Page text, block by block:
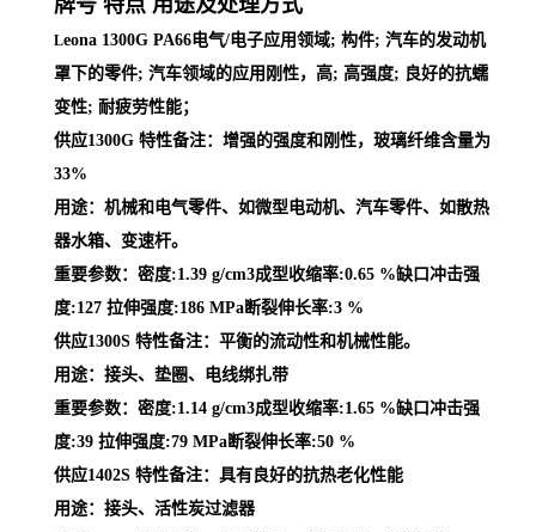
牌号 特点 用途及处理方式
Leona 1300G PA66电气/电子应用领域; 构件; 汽车的发动机
罩下的零件; 汽车领域的应用刚性，高; 高强度; 良好的抗蠕
变性; 耐疲劳性能；
供应1300G 特性备注：增强的强度和刚性，玻璃纤维含量为
33%
用途：机械和电气零件、如微型电动机、汽车零件、如散热
器水箱、变速杆。
重要参数：密度:1.39 g/cm3成型收缩率:0.65 %缺口冲击强
度:127 拉伸强度:186 MPa断裂伸长率:3 %
供应1300S 特性备注：平衡的流动性和机械性能。
用途：接头、垫圈、电线绑扎带
重要参数：密度:1.14 g/cm3成型收缩率:1.65 %缺口冲击强
度:39 拉伸强度:79 MPa断裂伸长率:50 %
供应1402S 特性备注：具有良好的抗热老化性能
用途：接头、活性炭过滤器